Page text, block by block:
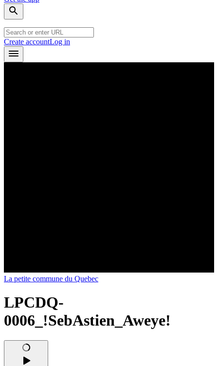
Create accountLog in
La petite commune du Quebec
LPCDQ-
0006_!SebAstien_Aweye!